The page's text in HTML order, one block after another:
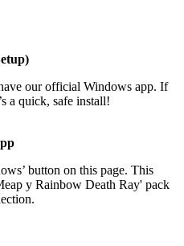
our official Windows app. If
a quick, safe install!
button on this page. This
y Rainbow Death Ray' pack